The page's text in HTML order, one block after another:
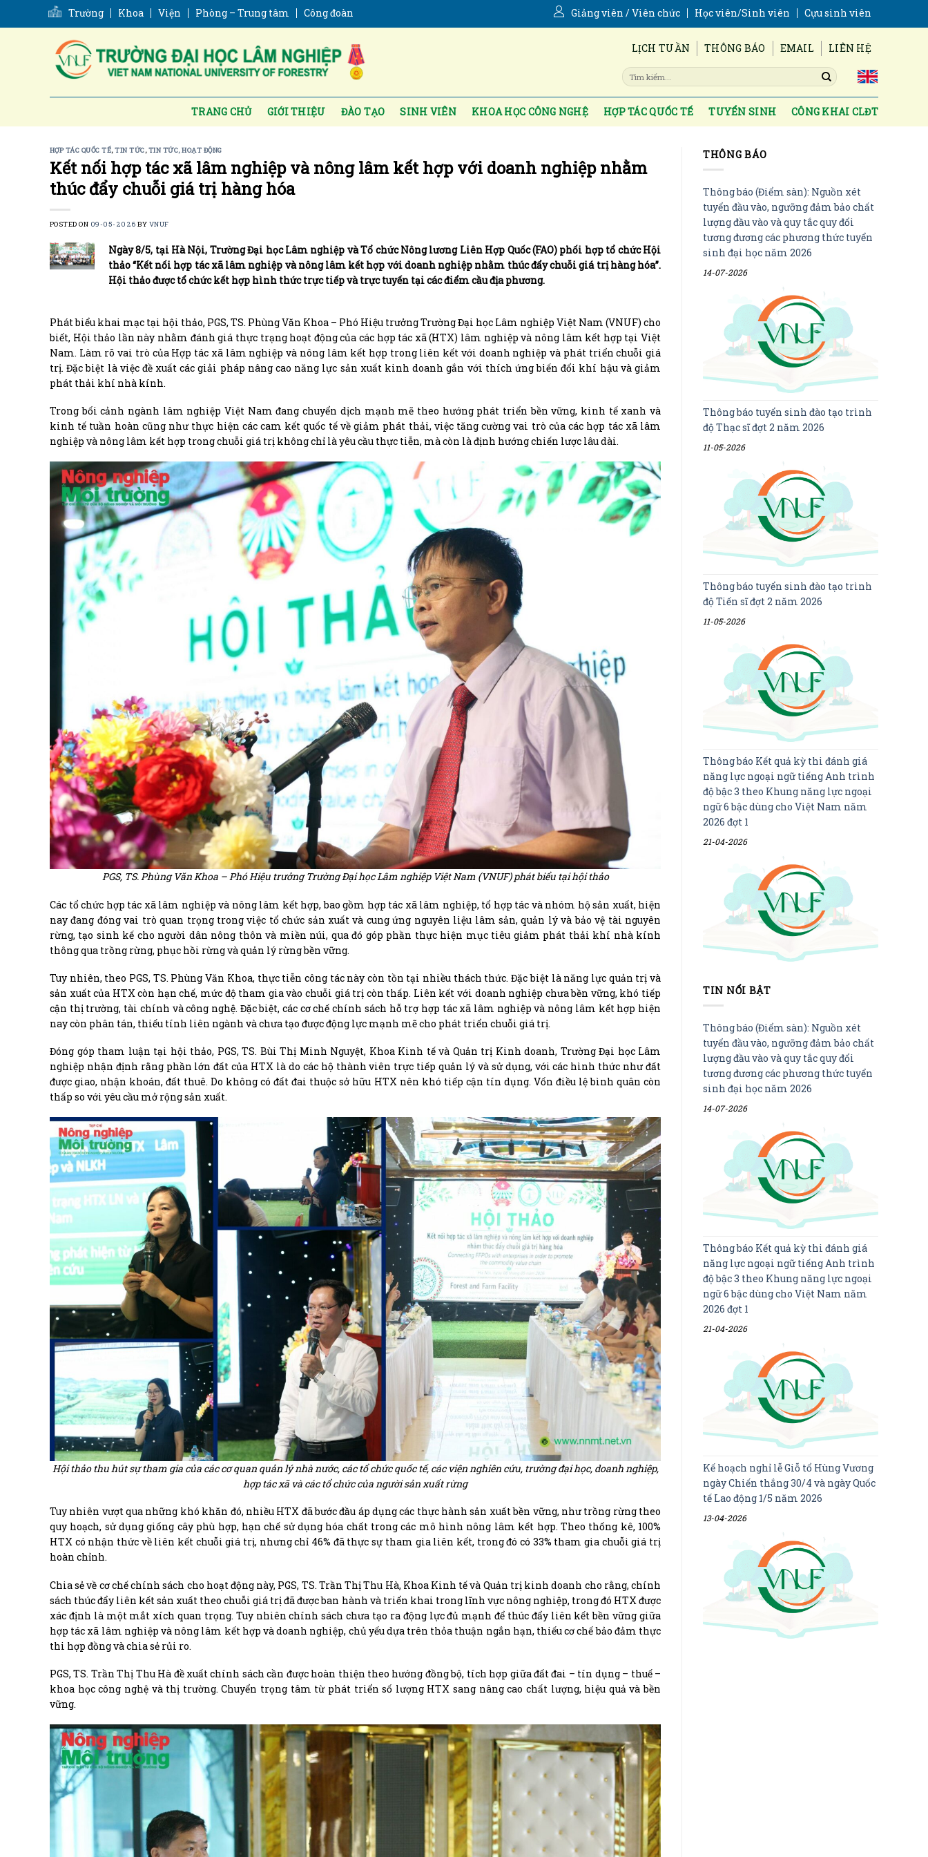
Trường Khoa Viện Phòng – Trung tâm Công đoàn Giảng viên / Viên chức Học viên/Sinh viên Cựu sinh viên
LỊCH TUẦN THÔNG BÁO EMAIL LIÊN HỆ
TRANG CHỦ GIỚI THIỆU ĐÀO TẠO SINH VIÊN KHOA HỌC CÔNG NGHỆ HỢP TÁC QUỐC TẾ TUYỂN SINH CÔNG KHAI CLĐT
HỢP TÁC QUỐC TẾ,TIN TỨC,TIN TỨC, HOẠT ĐỘNG
Kết nối hợp tác xã lâm nghiệp và nông lâm kết hợp với doanh nghiệp nhằm
thúc đẩy chuỗi giá trị hàng hóa
POSTED ON 09-05-2026 BY VNUF
Ngày 8/5, tại Hà Nội, Trường Đại học Lâm nghiệp và Tổ chức Nông lương Liên Hợp Quốc (FAO) phối hợp tổ chức Hội
thảo “Kết nối hợp tác xã lâm nghiệp và nông lâm kết hợp với doanh nghiệp nhằm thúc đẩy chuỗi giá trị hàng hóa”.
Hội thảo được tổ chức kết hợp hình thức trực tiếp và trực tuyến tại các điểm cầu địa phương.
Phát biểu khai mạc tại hội thảo, PGS, TS. Phùng Văn Khoa – Phó Hiệu trưởng Trường Đại học Lâm nghiệp Việt Nam (VNUF) cho
biết, Hội thảo lần này nhằm đánh giá thực trạng hoạt động của các hợp tác xã (HTX) lâm nghiệp và nông lâm kết hợp tại Việt
Nam. Làm rõ vai trò của Hợp tác xã lâm nghiệp và nông lâm kết hợp trong liên kết với doanh nghiệp và phát triển chuỗi giá
trị. Đặc biệt là việc đề xuất các giải pháp nâng cao năng lực sản xuất kinh doanh gắn với thích ứng biến đổi khí hậu và giảm
phát thải khí nhà kính.
Trong bối cảnh ngành lâm nghiệp Việt Nam đang chuyển dịch mạnh mẽ theo hướng phát triển bền vững, kinh tế xanh và
kinh tế tuần hoàn cũng như thực hiện các cam kết quốc tế về giảm phát thải, việc tăng cường vai trò của các hợp tác xã lâm
nghiệp và nông lâm kết hợp trong chuỗi giá trị không chỉ là yêu cầu thực tiễn, mà còn là định hướng chiến lược lâu dài.
PGS, TS. Phùng Văn Khoa – Phó Hiệu trưởng Trường Đại học Lâm nghiệp Việt Nam (VNUF) phát biểu tại hội thảo
Các tổ chức hợp tác xã lâm nghiệp và nông lâm kết hợp, bao gồm hợp tác xã lâm nghiệp, tổ hợp tác và nhóm hộ sản xuất, hiện
nay đang đóng vai trò quan trọng trong việc tổ chức sản xuất và cung ứng nguyên liệu lâm sản, quản lý và bảo vệ tài nguyên
rừng, tạo sinh kế cho người dân nông thôn và miền núi, qua đó góp phần thực hiện mục tiêu giảm phát thải khí nhà kính
thông qua trồng rừng, phục hồi rừng và quản lý rừng bền vững.
Tuy nhiên, theo PGS, TS. Phùng Văn Khoa, thực tiễn công tác này còn tồn tại nhiều thách thức. Đặc biệt là năng lực quản trị và
sản xuất của HTX còn hạn chế, mức độ tham gia vào chuỗi giá trị còn thấp. Liên kết với doanh nghiệp chưa bền vững, khó tiếp
cận thị trường, tài chính và công nghệ. Đặc biệt, các cơ chế chính sách hỗ trợ hợp tác xã lâm nghiệp và nông lâm kết hợp hiện
nay còn phân tán, thiếu tính liên ngành và chưa tạo được động lực mạnh mẽ cho phát triển chuỗi giá trị.
Đóng góp tham luận tại hội thảo, PGS, TS. Bùi Thị Minh Nguyệt, Khoa Kinh tế và Quản trị Kinh doanh, Trường Đại học Lâm
nghiệp nhận định rằng phần lớn đất của HTX là do các hộ thành viên trực tiếp quản lý và sử dụng, với các hình thức như đất
được giao, nhận khoán, đất thuê. Do không có đất đai thuộc sở hữu HTX nên khó tiếp cận tín dụng. Vốn điều lệ bình quân còn
thấp so với yêu cầu mở rộng sản xuất.
Hội thảo thu hút sự tham gia của các cơ quan quản lý nhà nước, các tổ chức quốc tế, các viện nghiên cứu, trường đại học, doanh nghiệp,
hợp tác xã và các tổ chức của người sản xuất rừng
Tuy nhiên vượt qua những khó khăn đó, nhiều HTX đã bước đầu áp dụng các thực hành sản xuất bền vững, như trồng rừng theo
quy hoạch, sử dụng giống cây phù hợp, hạn chế sử dụng hóa chất trong các mô hình nông lâm kết hợp. Theo thống kê, 100%
HTX có nhận thức về liên kết chuỗi giá trị, nhưng chỉ 46% đã thực sự tham gia liên kết, trong đó có 33% tham gia chuỗi giá trị
hoàn chỉnh.
Chia sẻ về cơ chế chính sách cho hoạt động này, PGS, TS. Trần Thị Thu Hà, Khoa Kinh tế và Quản trị kinh doanh cho rằng, chính
sách thúc đẩy liên kết sản xuất theo chuỗi giá trị đã được ban hành và triển khai trong lĩnh vực nông nghiệp, trong đó HTX được
xác định là một mắt xích quan trọng. Tuy nhiên chính sách chưa tạo ra động lực đủ mạnh để thúc đẩy liên kết bền vững giữa
hợp tác xã lâm nghiệp và nông lâm kết hợp và doanh nghiệp, chủ yếu dựa trên thỏa thuận ngắn hạn, thiếu cơ chế bảo đảm thực
thi hợp đồng và chia sẻ rủi ro.
PGS, TS. Trần Thị Thu Hà đề xuất chính sách cần được hoàn thiện theo hướng đồng bộ, tích hợp giữa đất đai – tín dụng – thuế –
khoa học công nghệ và thị trường. Chuyển trọng tâm từ phát triển số lượng HTX sang nâng cao chất lượng, hiệu quả và bền
vững.
THÔNG BÁO
Thông báo (Điểm sàn): Nguồn xét
tuyển đầu vào, ngưỡng đảm bảo chất
lượng đầu vào và quy tắc quy đổi
tương đương các phương thức tuyển
sinh đại học năm 2026
14-07-2026
Thông báo tuyển sinh đào tạo trình
độ Thạc sĩ đợt 2 năm 2026
11-05-2026
Thông báo tuyển sinh đào tạo trình
độ Tiến sĩ đợt 2 năm 2026
11-05-2026
Thông báo Kết quả kỳ thi đánh giá
năng lực ngoại ngữ tiếng Anh trình
độ bậc 3 theo Khung năng lực ngoại
ngữ 6 bậc dùng cho Việt Nam năm
2026 đợt 1
21-04-2026
TIN NỔI BẬT
Thông báo (Điểm sàn): Nguồn xét
tuyển đầu vào, ngưỡng đảm bảo chất
lượng đầu vào và quy tắc quy đổi
tương đương các phương thức tuyển
sinh đại học năm 2026
14-07-2026
Thông báo Kết quả kỳ thi đánh giá
năng lực ngoại ngữ tiếng Anh trình
độ bậc 3 theo Khung năng lực ngoại
ngữ 6 bậc dùng cho Việt Nam năm
2026 đợt 1
21-04-2026
Kế hoạch nghỉ lễ Giỗ tổ Hùng Vương
ngày Chiến thắng 30/4 và ngày Quốc
tế Lao động 1/5 năm 2026
13-04-2026